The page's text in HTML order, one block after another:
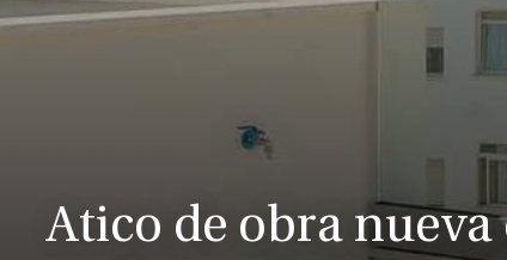
Atico de obra nueva